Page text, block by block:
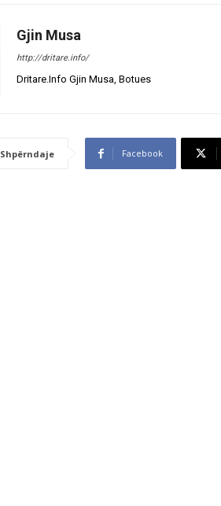
Gjin Musa
http://dritare.info/
Dritare.Info Gjin Musa, Botues
Shpërndaje Facebook